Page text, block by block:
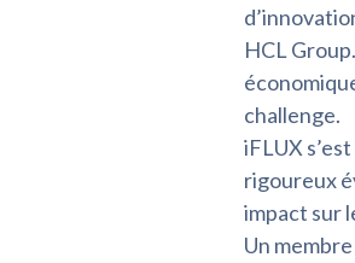
HCL
challenge.
iFLUX
rigoureux
impact sur
Un